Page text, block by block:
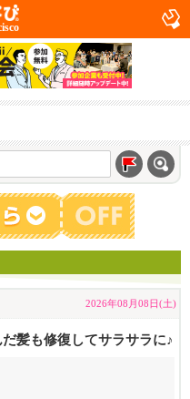
2026年08月08日(土)
髪も修復してサラサラに♪